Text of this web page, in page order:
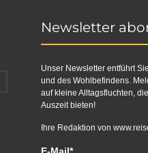
Newsletter
Unser Newsletter entführt
und des Wohlbefindens.
auf kleine Alltagsfluchten,
Auszeit bieten!
Ihre Redaktion von